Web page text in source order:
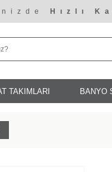
Hızlı
TAKIMLARI BANYO